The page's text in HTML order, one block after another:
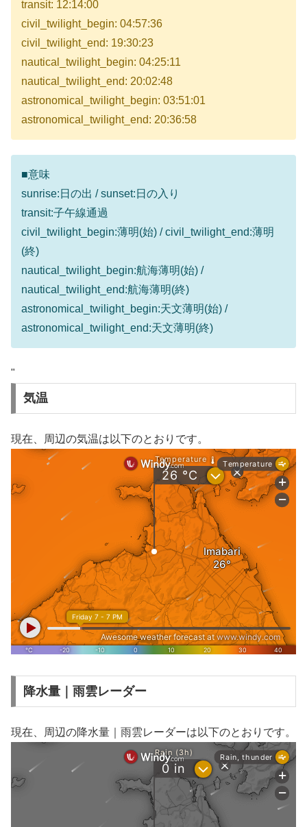
transit: 12:14:00
civil_twilight_begin: 04:57:36
civil_twilight_end: 19:30:23
nautical_twilight_begin: 04:25:11
nautical_twilight_end: 20:02:48
astronomical_twilight_begin: 03:51:01
astronomical_twilight_end: 20:36:58
■意味
sunrise:日の出 / sunset:日の入り
transit:子午線通過
civil_twilight_begin:薄明(始) / civil_twilight_end:薄明
(終)
nautical_twilight_begin:航海薄明(始) /
nautical_twilight_end:航海薄明(終)
astronomical_twilight_begin:天文薄明(始) /
astronomical_twilight_end:天文薄明(終)
"
気温
現在、周辺の気温は以下のとおりです。
降水量｜雨雲レーダー
現在、周辺の降水量｜雨雲レーダーは以下のとおりです。